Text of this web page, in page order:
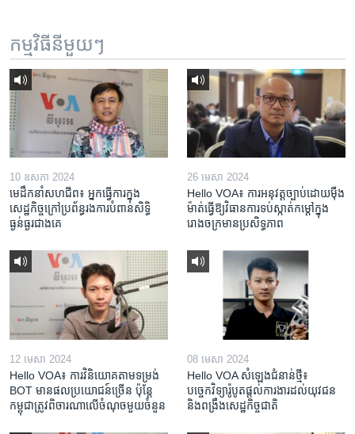
កម្មវិធី​នីមួយៗ
10 ឧសភា 2024
មេដឹកនាំសហជីព៖ អ្នកធ្វើការក្នុង
សេដ្ឋកិច្ចក្រៅប្រព័ន្ធរងការបំពានសិទ្ធិ
ធ្ងន់ធ្ងរជាងគេ
26 មេសា 2024
Hello VOA៖ ការអនុវត្ត​ច្បាប់​ដោយ​ម៉ឺង
ម៉ាត់​ធ្វើ​ឱ្យ​វិធានការ​ទប់ស្កាត់​កម្តៅ​ក្នុង​
រោងចក្រ​មាន​ប្រសិទ្ធភាព​​
12 មេសា 2024
Hello VOA៖ ការ​វិនិយោគ​តាម​ទម្រង់ ​
BOT​ មាន​ផល​ប្រយោជន៍​ច្រើន ប៉ុន្តែ​
កម្ពុជា​ត្រូវ​ពិចារណា​លើ​ចំណុច​មួយ​ចំនួន
08 មេសា 2024
Hello VOA សំឡេង​ជំនាន់​ថ្មី៖
បច្ចេកវិទ្យា​រ៉ូបូត​ផ្តល់​ការងារ​ដល់​យុវជន
និង​ពង្រឹង​​សេដ្ឋកិច្ច​ជាតិ​​​​​​